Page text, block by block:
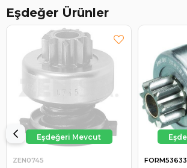
Eşdeğer Ürünler
ZEN0745 FORM53633